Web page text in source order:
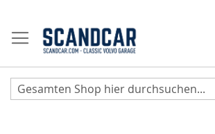
Inhalt
springen